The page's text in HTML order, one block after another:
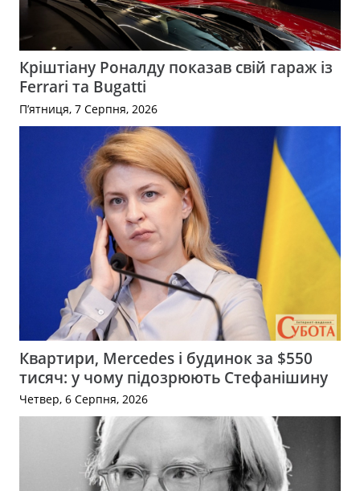
Кріштіану Роналду показав свій гараж із
Ferrari та Bugatti
П’ятниця, 7 Серпня, 2026
Квартири, Mercedes і будинок за $550
тисяч: у чому підозрюють Стефанішину
Четвер, 6 Серпня, 2026